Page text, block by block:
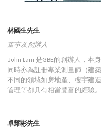
林國生先生
董事及創辦人
John Lam 是GBE的創辦人，本
同時亦為註冊專業測量師（建
不同的領域如房地產、樓宇建
管理等都具有相當豐富的經驗。
卓耀彬先生